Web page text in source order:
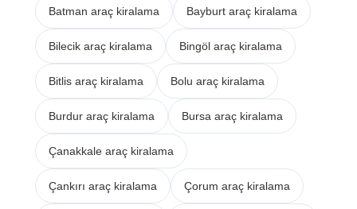
Batman araç kiralama Bayburt araç kiralama
Bilecik araç kiralama Bingöl araç kiralama
Bitlis araç kiralama Bolu araç kiralama
Burdur araç kiralama Bursa araç kiralama
Çanakkale araç kiralama
Çankırı araç kiralama Çorum araç kiralama